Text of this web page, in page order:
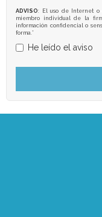
ADVISO: El uso de Internet o
miembro individual de la
información confidencial o
forma.*
He leído el aviso